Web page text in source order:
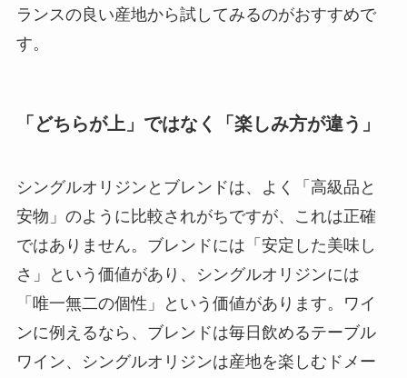
ランスの良い産地から試してみるのがおすすめで
す。
「どちらが上」ではなく「楽しみ方が違う」
シングルオリジンとブレンドは、よく「高級品と
安物」のように比較されがちですが、これは正確
ではありません。ブレンドには「安定した美味し
さ」という価値があり、シングルオリジンには
「唯一無二の個性」という価値があります。ワイ
ンに例えるなら、ブレンドは毎日飲めるテーブル
ワイン、シングルオリジンは産地を楽しむドメー